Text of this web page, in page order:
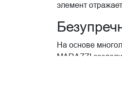
элемент
На основе
MARAZZI